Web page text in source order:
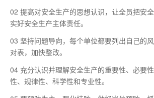
02 提高对安全生产的思想认识，让全员把安
实好安全生产主体责任。
03 坚持问题导向，每个单位都要列出自己的
对表，加快整改。
04 充分认识并理解安全生产的重要性、必要
性、规律性、科学性和专业性。